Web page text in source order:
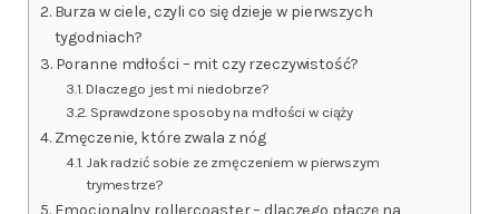
Burza w ciele, czyli co się dzieje w pierwszych
tygodniach?
Poranne mdłości – mit czy rzeczywistość?
Dlaczego jest mi niedobrze?
Sprawdzone sposoby na mdłości w ciąży
Zmęczenie, które zwala z nóg
Jak radzić sobie ze zmęczeniem w pierwszym
trymestrze?
Emocjonalny rollercoaster – dlaczego płaczę na